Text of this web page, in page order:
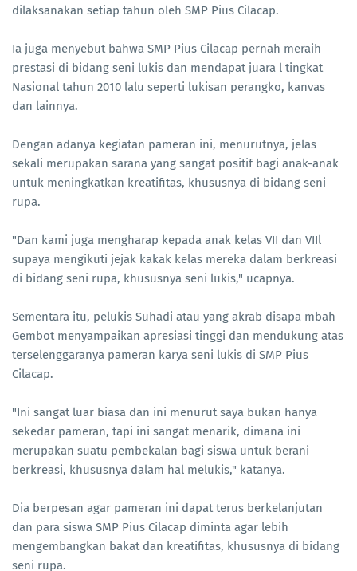
dilaksanakan setiap tahun oleh SMP Pius Cilacap.
Ia juga menyebut bahwa SMP Pius Cilacap pernah meraih
prestasi di bidang seni lukis dan mendapat juara l tingkat
Nasional tahun 2010 lalu seperti lukisan perangko, kanvas
dan lainnya.
Dengan adanya kegiatan pameran ini, menurutnya, jelas
sekali merupakan sarana yang sangat positif bagi anak-anak
untuk meningkatkan kreatifitas, khususnya di bidang seni
rupa.
"Dan kami juga mengharap kepada anak kelas VII dan VIIl
supaya mengikuti jejak kakak kelas mereka dalam berkreasi
di bidang seni rupa, khususnya seni lukis," ucapnya.
Sementara itu, pelukis Suhadi atau yang akrab disapa mbah
Gembot menyampaikan apresiasi tinggi dan mendukung atas
terselenggaranya pameran karya seni lukis di SMP Pius
Cilacap.
"Ini sangat luar biasa dan ini menurut saya bukan hanya
sekedar pameran, tapi ini sangat menarik, dimana ini
merupakan suatu pembekalan bagi siswa untuk berani
berkreasi, khususnya dalam hal melukis," katanya.
Dia berpesan agar pameran ini dapat terus berkelanjutan
dan para siswa SMP Pius Cilacap diminta agar lebih
mengembangkan bakat dan kreatifitas, khususnya di bidang
seni rupa.